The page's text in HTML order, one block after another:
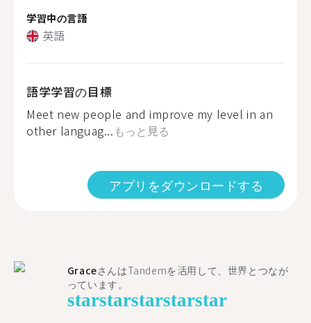
学習中の言語
英語
語学学習の目標
Meet new people and improve my level in an
other languag... もっと見る
アプリをダウンロードする
GraceさんはTandemを活用して、世界とつなが
っています。
starstarstarstarstar